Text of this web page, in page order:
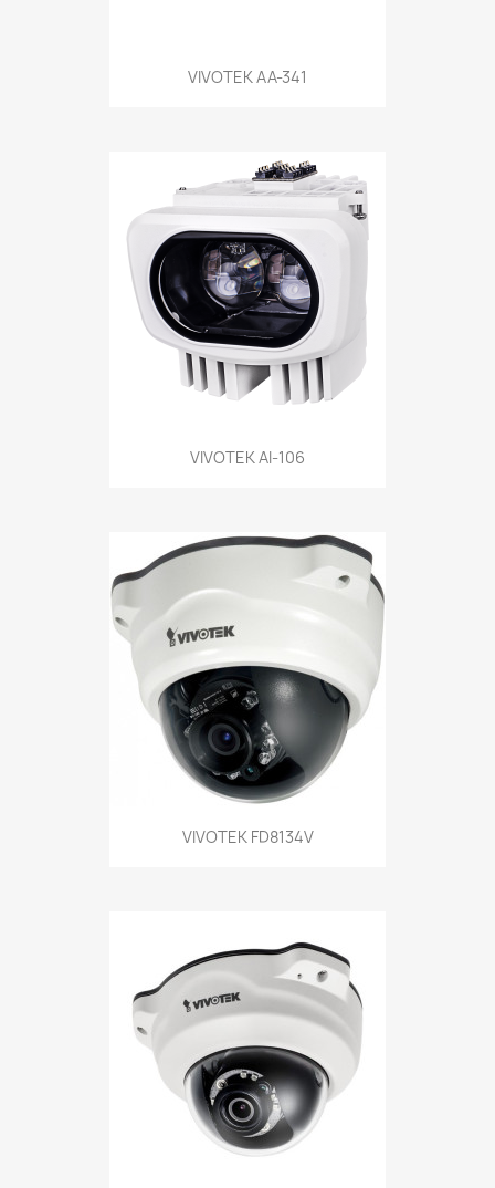
VIVOTEK AA-341
VIVOTEK AI-106
VIVOTEK FD8134V